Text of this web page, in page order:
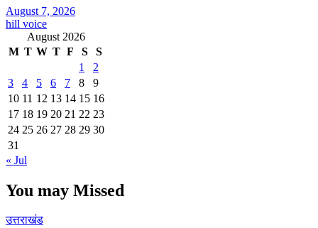
August 7, 2026
hill voice
August 2026
M T W T F S
S
1
2
3
4 5 6 7 8
9
10 11 12 13 14 15 16
17 18 19 20 21 22 23
24 25 26 27 28 29 30
31
« Jul
You may Missed
उत्तराखंड